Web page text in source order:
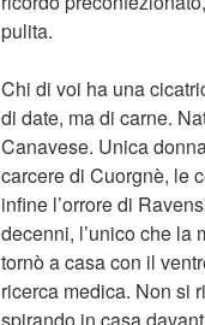
pulita.
Chi di voi ha una
di date, ma di carne.
Canavese. Unica
carcere di Cuorgnè, le
infine l’orrore di
decenni, l’unico che la
tornò a casa con il
ricerca medica. Non si